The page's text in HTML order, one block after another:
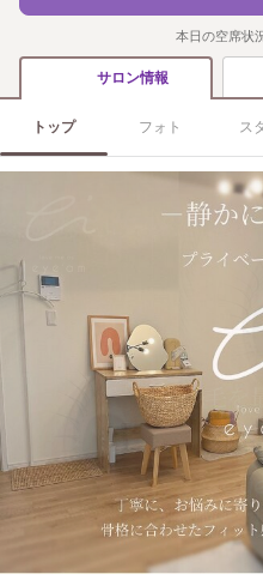
本日の空席状
サロン情報
トップ フォト ス